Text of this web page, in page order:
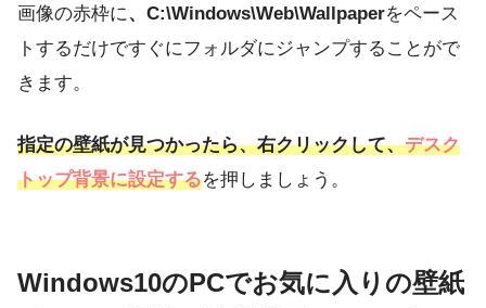
画像の赤枠に、C:\Windows\Web\Wallpaperをペース
トするだけですぐにフォルダにジャンプすることがで
きます。
指定の壁紙が見つかったら、右クリックして、デスク
トップ背景に設定するを押しましょう。
Windows10のPCでお気に入りの壁紙